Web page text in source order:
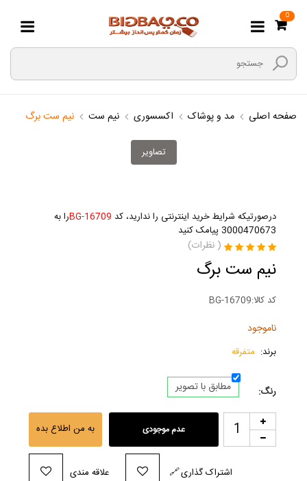
0
صفحه اصلی مد و پوشاک اکسسوری نیم ست نیم ست برگ
تصاویر
درصورتیکه شرایط خرید اینترنتی را ندارید، کد BG-16709را به
3000470673 پیامک کنید
( نظرات)
نیم ست برگ
کد کالا:BG-16709
ناموجود
برند: متفرقه
رنگ: مطابق با تصویر
عدم موجودی به من اطلاع بده
علاقه مندی 🔗اشتراک گذاری